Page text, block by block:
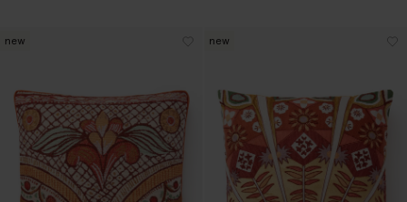
new new